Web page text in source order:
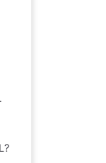
配置）